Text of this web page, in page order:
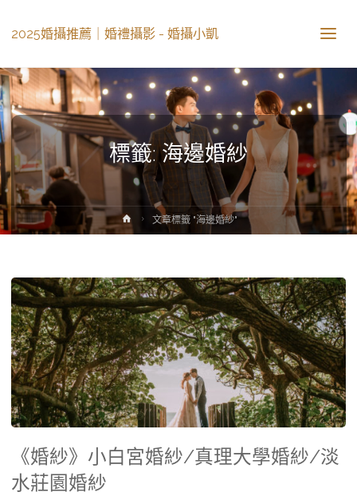
2025婚攝推薦｜婚禮攝影 - 婚攝小凱
標籤: 海邊婚紗
文章標籤 "海邊婚紗"
《婚紗》小白宮婚紗/真理大學婚紗/淡
水莊園婚紗